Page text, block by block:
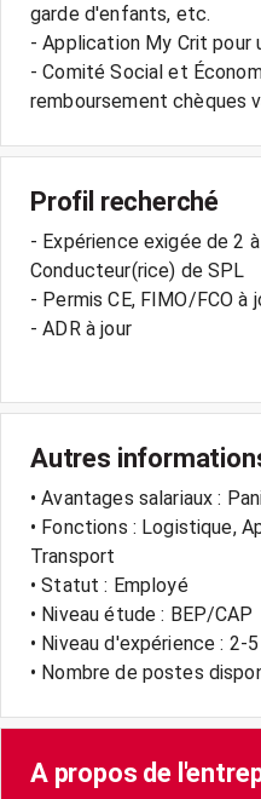
garde d'enfants, etc.
- Application My Crit pour
- Comité Social et
Profil recherché
- Expérience exigée de 2
Conducteur(rice) de SPL
- Permis CE, FIMO/FCO à
- ADR à jour
Autres
• Avantages salariaux :
• Fonctions : Logistique,
Transport
• Statut : Employé
• Niveau étude : BEP/CAP
• Niveau d'expérience : 2-
• Nombre de postes
A propos de